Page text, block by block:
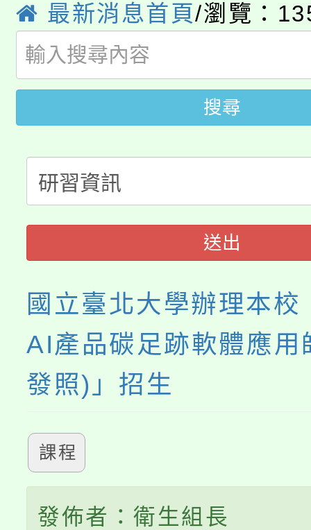
局官網。
8月14至27日，桃園電
開!
115年桃園市運動會8/
田徑場及游泳池舉行。
桃園市低收入戶享有免
視費優惠，中低收入戶
半價優惠，詳情可洽有
者。
大園自造教育及科技中
份教師增能研習
大溪自造教育及科技中
份教師研習
淨零綠生活教案入校路
會
115年食農教育專業人
程
最新消息首頁/瀏覽：
搜尋
送出
國立臺北大學辦理本校
AI產品碳足跡軟體應
發照)」招生
課程
發佈者：衛生組長